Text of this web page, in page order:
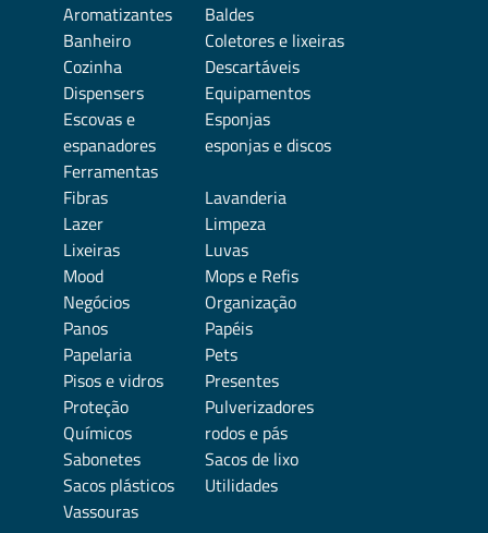
Aromatizantes
Baldes
Banheiro
Coletores e lixeiras
Cozinha
Descartáveis
Dispensers
Equipamentos
Escovas e
espanadores
Esponjas
esponjas e discos
Ferramentas
Fibras
Lavanderia
Lazer
Limpeza
Lixeiras
Luvas
Mood
Mops e Refis
Negócios
Organização
Panos
Papéis
Papelaria
Pets
Pisos e vidros
Presentes
Proteção
Pulverizadores
Químicos
rodos e pás
Sabonetes
Sacos de lixo
Sacos plásticos
Utilidades
Vassouras